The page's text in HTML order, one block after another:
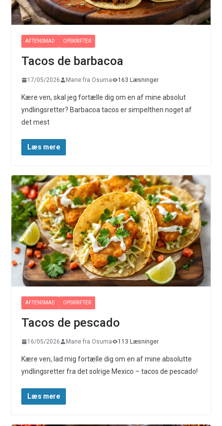
AFTENSMAD OPSKRIFTER
Tacos de barbacoa
17/05/2026 Marie fra Osuma 163 Læsninger
Kære ven, skal jeg fortælle dig om en af mine absolut
yndlingsretter? Barbacoa tacos er simpelthen noget af
det mest
Læs mere
AFTENSMAD OPSKRIFTER
Tacos de pescado
16/05/2026 Marie fra Osuma 113 Læsninger
Kære ven, lad mig fortælle dig om en af mine absolutte
yndlingsretter fra det solrige Mexico – tacos de pescado!
Læs mere